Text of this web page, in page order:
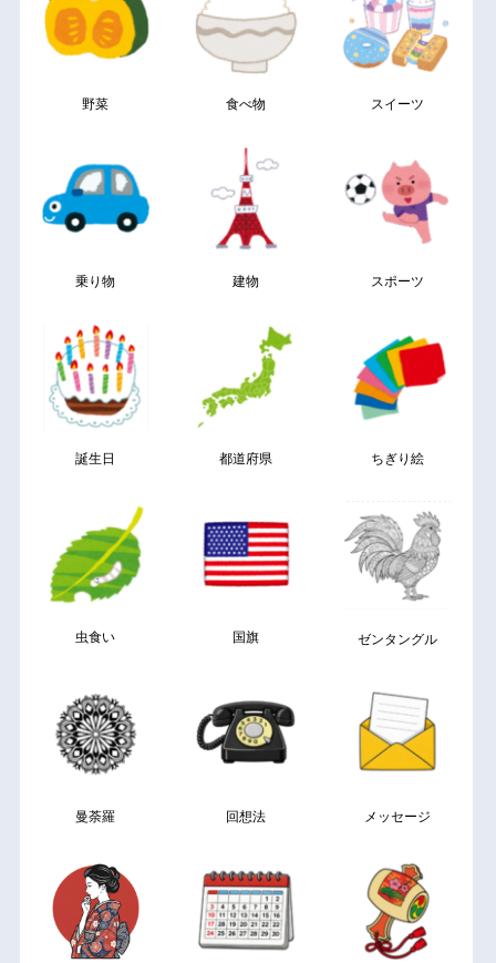
野菜 食べ物 スイーツ
乗り物 建物 スポーツ
誕生日 都道府県 ちぎり絵
虫食い 国旗 ゼンタングル
曼荼羅 回想法 メッセージ